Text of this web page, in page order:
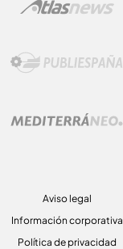
Aviso legal
Información corporativa
Política de privacidad